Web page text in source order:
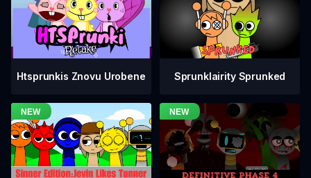
Htsprunkis Znovu Urobene Sprunklairity Sprunked